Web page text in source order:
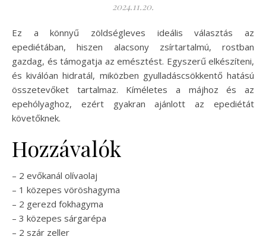
2024.11.20.
Ez a könnyű zöldségleves ideális választás az
epediétában, hiszen alacsony zsírtartalmú, rostban
gazdag, és támogatja az emésztést. Egyszerű elkészíteni,
és kiválóan hidratál, miközben gyulladáscsökkentő hatású
összetevőket tartalmaz. Kíméletes a májhoz és az
epehólyaghoz, ezért gyakran ajánlott az epediétát
követőknek.
Hozzávalók
– 2 evőkanál olívaolaj
– 1 közepes vöröshagyma
– 2 gerezd fokhagyma
– 3 közepes sárgarépa
– 2 szár zeller